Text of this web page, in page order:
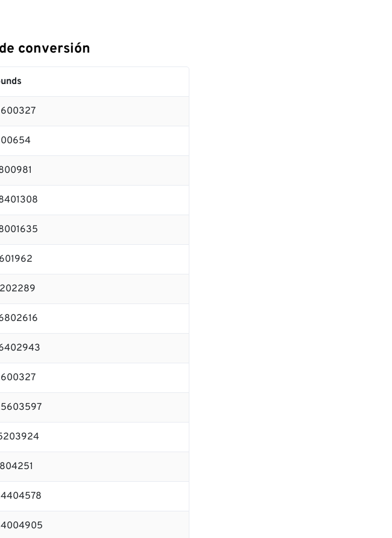
conversión